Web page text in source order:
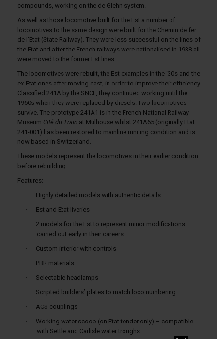
compounds, working on the de Glehn system.
As well as those locomotive built for the Est a number of
locomotives to the same design were built for the Chemin de fer
de l‘Etat (State Railway). They were less successful on the lines of
the Etat and after the French railways were nationalised in 1938 all
were moved to the former Est lines.
The locomotives were rebuilt, the Est examples in the ‘30s and the
ex-Etat ones after moving east, in order to improve their efficiency.
Classified 241A by the SNCF, they continued working until the
1960s when they were replaced by diesels. Two locomotives
survive. The prototype 241A1 is in the French National Railway
Museum Cité du Train at Mulhouse whilst 241A65 (originally Etat
241-001) has been restored to mainline running condition and is
now based in Switzerland.
These models represent the locomotives in their earlier condition
before rebuilding.
Features:
·
Highly detailed models with authentic details
·
Est and Etat liveries
·
2 models for the Est to represent minor modifications
carried out early in their careers
·
Custom interior with controls
·
PBR materials
·
Selectable headlamps
·
Scripted builders’ plates to match loco numbering
·
ACS couplings
·
Working water scoop (on Etat tender only) – compatible
with Settle and Carlisle water troughs.